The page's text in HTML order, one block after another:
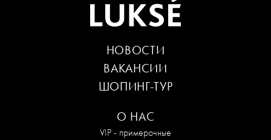
О НАС
VIP - примерочные
НОВОСТИ
ВАКАНСИИ
ШОПИНГ-ТУР